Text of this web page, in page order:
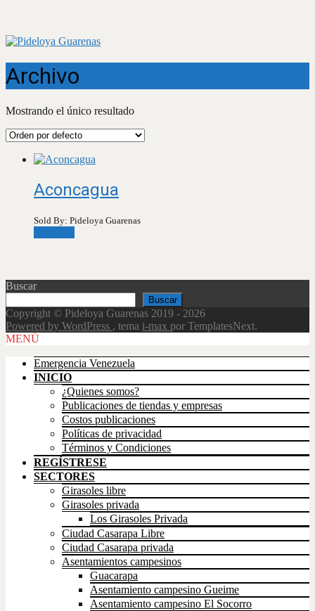
Archivo
Mostrando el único resultado
Aconcagua
Sold By: Pideloya Guarenas
Buscar
Buscar
Copyright © Pideloya Guarenas 2019 - 2026
Powered by WordPress , tema i-max por TemplatesNext.
Scroll
MENÚ
Emergencia Venezuela
INICIO
¿Quienes somos?
Publicaciones de tiendas y empresas
Costos publicaciones
Políticas de privacidad
Términos y Condiciones
REGÍSTRESE
SECTORES
Girasoles libre
Girasoles privada
Los Girasoles Privada
Ciudad Casarapa Libre
Ciudad Casarapa privada
Asentamientos campesinos
Guacarapa
Asentamiento campesino Gueime
Asentamiento campesino El Socorro